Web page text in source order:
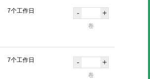
7个工作日 - +
卷
7个工作日 - +
卷